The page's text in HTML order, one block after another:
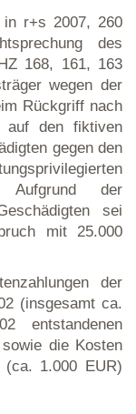
in r+s 2007, 260
des
168, 161, 163
wegen der
Rückgriff nach
auf den fiktiven
gegen den
Aufgrund der
sei
mit 25.000
der
(insgesamt ca.
entstandenen
die Kosten
1.000 EUR)